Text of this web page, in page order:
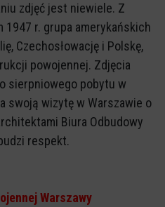
zdjęć jest niewiele. Z
1947 r. grupa amerykańskich
Czechosłowację i Polskę,
powojennej. Zdjęcia
sierpniowego pobytu w
swoją wizytę w Warszawie o
Biura Odbudowy
respekt.
Warszawy